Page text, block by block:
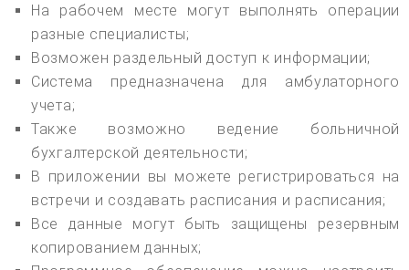
На рабочем месте могут выполнять операции
разные специалисты;
Возможен раздельный доступ к информации;
Система предназначена для амбулаторного
учета;
Также возможно ведение больничной
бухгалтерской деятельности;
В приложении вы можете регистрироваться на
встречи и создавать расписания и расписания;
Все данные могут быть защищены резервным
копированием данных;